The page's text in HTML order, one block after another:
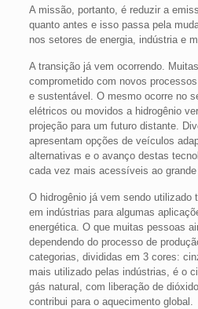
A missão, portanto, é reduzir a
quanto antes e isso passa pela
nos setores de energia, indústria e
A transição já vem ocorrendo.
comprometido com novos
e sustentável. O mesmo ocorre no
elétricos ou movidos a hidrogênio
projeção para um futuro distante.
apresentam opções de veículos
alternativas e o avanço destas
cada vez mais acessíveis ao grande
O hidrogênio já vem sendo utilizado
em indústrias para algumas
energética. O que muitas pessoas
dependendo do processo de
categorias, divididas em 3 cores:
mais utilizado pelas indústrias, é o
gás natural, com liberação de
contribui para o aquecimento global.